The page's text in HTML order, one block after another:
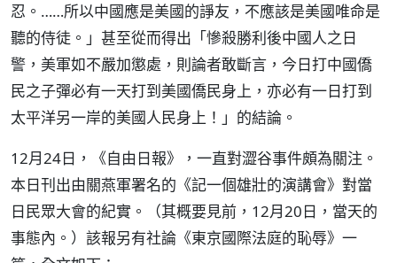
忍。……所以中國應是美國的諍友，不應該是美國唯命是
聽的侍徒。」甚至從而得出「慘殺勝利後中國人之日
警，美軍如不嚴加懲處，則論者敢斷言，今日打中國僑
民之子彈必有一天打到美國僑民身上，亦必有一日打到
太平洋另一岸的美國人民身上！」的結論。
12月24日，《自由日報》，一直對澀谷事件頗為關注。
本日刊出由關燕軍署名的《記一個雄壯的演講會》對當
日民眾大會的紀實。（其概要見前，12月20日，當天的
事態內。）該報另有社論《東京國際法庭的恥辱》一